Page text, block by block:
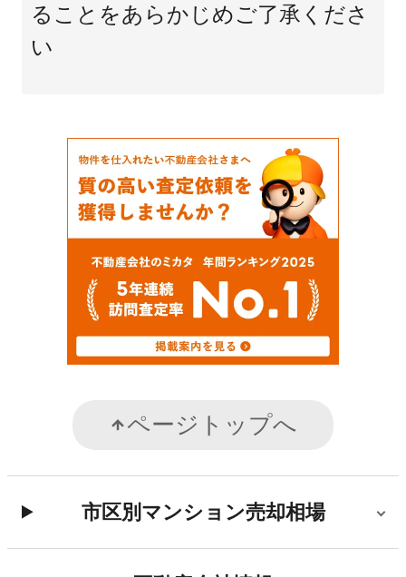
ることをあらかじめご了承くださ
い
ページトップへ
市区別マンション売却相場